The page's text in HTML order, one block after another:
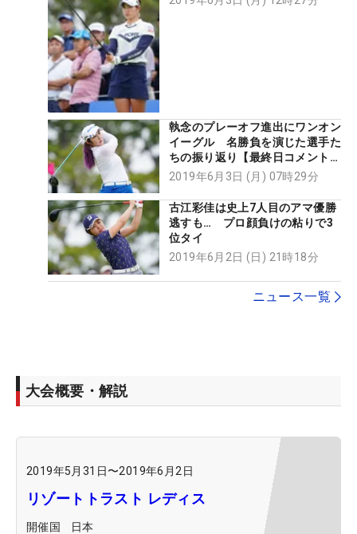
執念のプレーオフ進出にワンオン
イーグル 名勝負を演じた選手た
ちの振り返り【最終日コメント
集】
2019年6月3日 (月) 07時29分
古江彩佳は史上7人目のアマ優勝
逃すも… プロ顔負けの粘りで3
位タイ
2019年6月2日 (日) 21時18分
ニュース一覧
大会概要・解説
2019年5月31日〜2019年6月2日
リゾートトラスト レディス
開催国 日本